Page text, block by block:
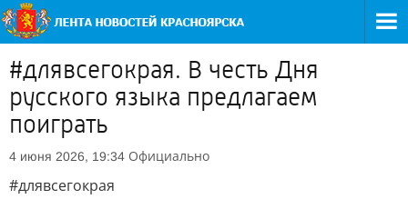
#длявсегокрая. В честь Дня
русского языка предлагаем
поиграть
4 июня 2026, 19:34 Официально
#длявсегокрая